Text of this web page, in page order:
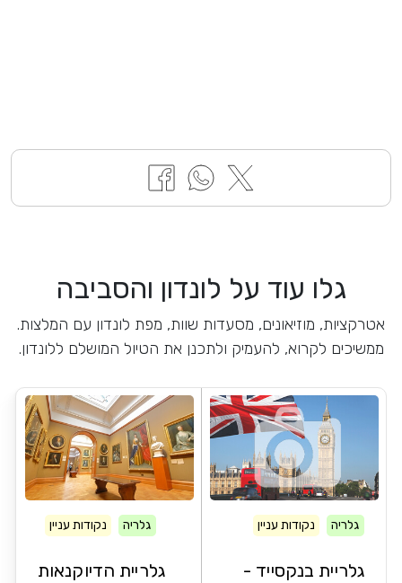
גלו עוד על לונדון והסביבה
אטרקציות, מוזיאונים, מסעדות שוות, מפת לונדון עם המלצות.
ממשיכים לקרוא, להעמיק ולתכנן את הטיול המושלם ללונדון.
גלריה נקודות עניין
גלריית בנקסייד -
גלריה נקודות עניין
גלריית הדיוקנאות